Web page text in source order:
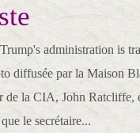
administration is
diffusée par la Maison
de la CIA, John Ratcliffe,
le secrétaire...